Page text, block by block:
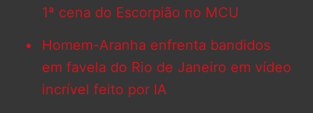
1ª cena do Escorpião no MCU
Homem-Aranha enfrenta bandidos
em favela do Rio de Janeiro em vídeo
incrível feito por IA